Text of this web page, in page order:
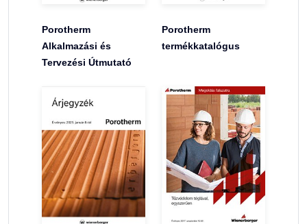
Porotherm
Alkalmazási és
Tervezési Útmutató
Porotherm
termékkatalógus